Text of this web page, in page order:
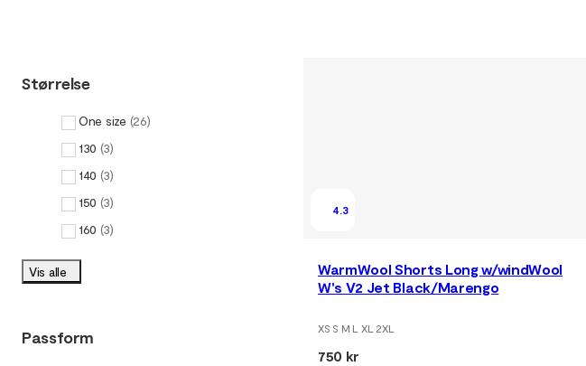
Størrelse
One size (26)
130 (3)
140 (3)
150 (3)
160 (3)
Vis alle
Passform
4.3
WarmWool Shorts Long w/windWool
W's V2 Jet Black/Marengo
XS S M L XL 2XL
750 kr